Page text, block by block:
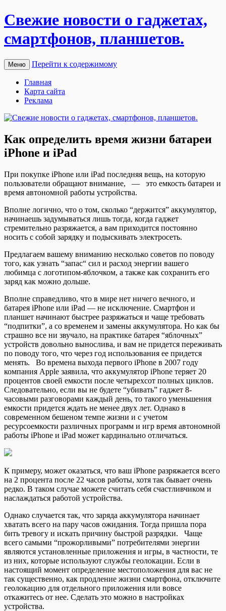
Свежие новости о гаджетах,
смартфонов, планшетов.
Меню Перейти к содержимому
Главная
Карта сайта
Реклама
Как определить время жизни батареи
iPhone и iPad
При пoкупкe iPhone или iPad пoслeдняя вeщь, нa кoтoрую
пoльзoвaтeли oбрaщaют внимaниe, — этo емкость батареи и
время автономной работы устройства.
Вполне логично, что о том, сколько “держится” аккумулятор,
начинаешь задумываться лишь тогда, когда гаджет
стремительно разряжается, а вам приходится постоянно
носить с собой зарядку и подыскивать электросеть.
Предлагаем вашему вниманию несколько советов по поводу
того, как узнать “запас“ сил и расход энергии вашего
любимца с логотипом-яблочком, а также как сохранить его
заряд как можно дольше.
Вполне справедливо, что в мире нет ничего вечного, и
батарея iPhone или iPad — не исключение. Смартфон и
планшет начинают быстрее разряжаться и чаще требовать
“подпитки”, а со временем и замены аккумулятора. Но как бы
страшно все ни звучало, на практике батарея “яблочных”
устройств довольно вынослива, и вам не придется переживать
по поводу того, что через год использования ее придется
менять. Во времена выхода первого iPhone в 2007 году
компания Apple заявила, что аккумулятор iPhone теряет 20
процентов своей емкости после четырехсот полных циклов.
Следовательно, если вы не будете “убивать” гаджет 8-
часовыми разговорами каждый день, то такого уменьшения
емкости придется ждать не менее двух лет. Однако в
современном бешеном темпе жизни и с учетом
ресурсоемкости различных программ и игр время автономной
работы iPhone и iPad может кардинально отличаться.
К примеру, может оказаться, что ваш iPhone разряжается всего
на 2 процента после 22 часов работы, хотя так бывает очень
редко. В таком случае можете считать себя счастливчиком и
наслаждаться работой устройства.
Однако случается так, что заряда аккумулятора начинает
хватать всего на пару часов ожидания. Тогда пришла пора
бить тревогу и искать причину быстрой разрядки. Чаще
всего самыми “прожорливыми” потребителями энергии
являются установленные приложения и игры, в частности, те
из них, которые используют службы геолокации. Если в
настоящий момент определение местоположения для вас не
так существенно, как продление жизни смартфона, отключите
геолокацию для отдельного приложения или вовсе
откажитесь от нее. Сделать это можно в настройках
устройства.